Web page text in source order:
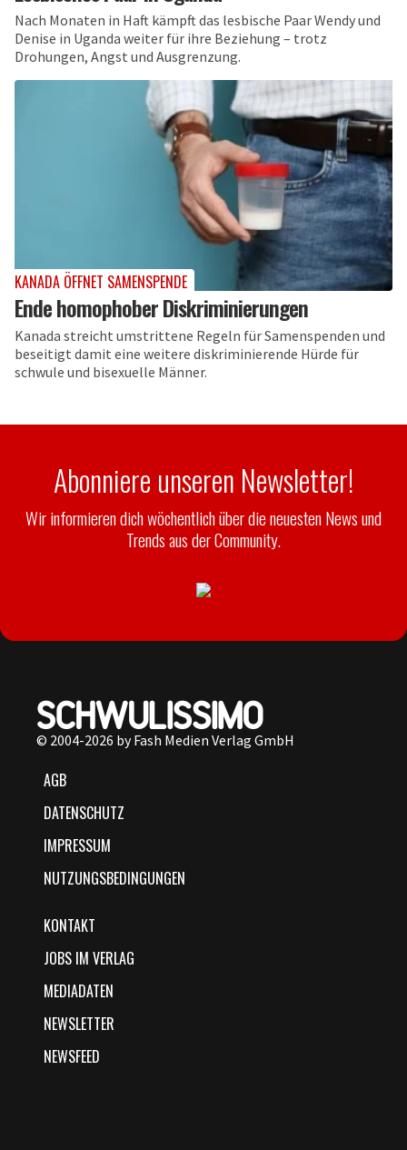
Nach Monaten in Haft kämpft das lesbische Paar Wendy und
Denise in Uganda weiter für ihre Beziehung – trotz
Drohungen, Angst und Ausgrenzung.
KANADA ÖFFNET SAMENSPENDE
Ende homophober Diskriminierungen
Kanada streicht umstrittene Regeln für Samenspenden und
beseitigt damit eine weitere diskriminierende Hürde für
schwule und bisexuelle Männer.
Abonniere unseren Newsletter!
Wir informieren dich wöchentlich über die neuesten News und
Trends aus der Community.
© 2004-2026 by Fash Medien Verlag GmbH
AGB
DATENSCHUTZ
IMPRESSUM
NUTZUNGSBEDINGUNGEN
KONTAKT
JOBS IM VERLAG
MEDIADATEN
NEWSLETTER
NEWSFEED